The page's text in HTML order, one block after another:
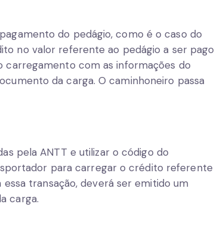
do pedágio, como é o caso do
no valor referente ao pedágio a ser pago
com as informações do
da carga. O caminhoneiro passa
pelaANTT e utilizar o código do
para carregar o crédito referente
transação, deverá ser emitido um
carga.